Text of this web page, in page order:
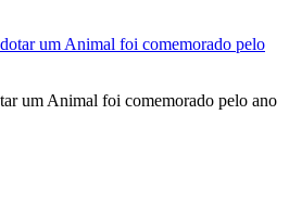
um Animal foi comemorado pelo ano